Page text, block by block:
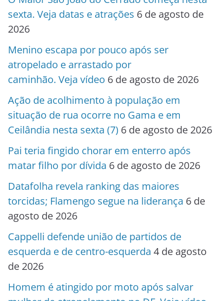
sexta. Veja datas e atrações 6 de agosto de
2026
Menino escapa por pouco após ser
atropelado e arrastado por
caminhão. Veja vídeo 6 de agosto de 2026
Ação de acolhimento à população em
situação de rua ocorre no Gama e em
Ceilândia nesta sexta (7) 6 de agosto de 2026
Pai teria fingido chorar em enterro após
matar filho por dívida 6 de agosto de 2026
Datafolha revela ranking das maiores
torcidas; Flamengo segue na liderança 6 de
agosto de 2026
Cappelli defende união de partidos de
esquerda e de centro-esquerda 4 de agosto
de 2026
Homem é atingido por moto após salvar